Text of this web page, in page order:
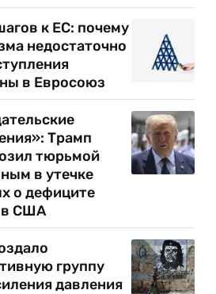
к ЕС: почему
недостаточно
в Евросоюз
Трамп
тюрьмой
в утечке
о дефиците
в США
группу
давления